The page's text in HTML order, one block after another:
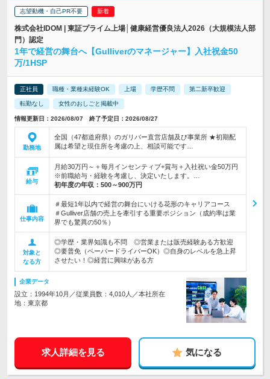
志望動機・自己PR不要
株式会社IDOM | 東証プライム上場│健康経営優良法人2026（大規模法人部
門）認定
1年で経営の舞台へ【Gulliverのマネージャー】入社祝金50
万/1HSP
正社員 職種・業種未経験OK 上場 学歴不問 第二新卒歓迎
転勤なし 女性のおしごと掲載中
情報更新日：2026/08/07 終了予定日：2026/08/27
勤務地
全国（47都道府県）のガリバー直営店舗及び事業所 ★初期配
属は希望と現住所を考慮の上、相談可能です…
給与
月給30万円～＋毎月インセンティブ+賞与＋入社祝い金50万円
※前職給与・経験を考慮し、決定いたします。…
初年度の年収： 500～900万円
仕事内容
＃最短1年以内で経営の舞台にいける花形のキャリアコース
＃Gulliver店舗の売上を牽引する重要ポジション（成約率は業
界でも驚異の50％）
対象と
なる方
◎学歴・業界知識も不問 ◎営業または販売経験ある方歓迎
◎要普免（ペーパードライバーOK）◎自身のレベルを急上昇
させたい！◎経営に興味がある方
企業データ
設立：1994年10月／従業員数：4,010人／本社所在
地：東京都
求人詳細を見る 気になる